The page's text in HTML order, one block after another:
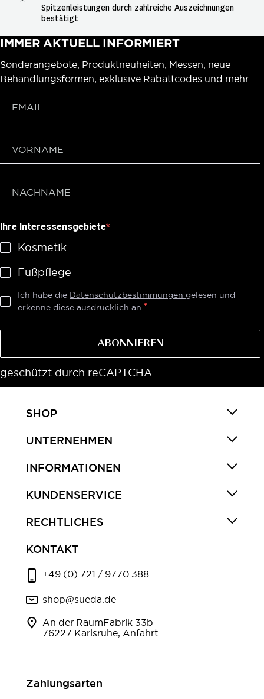
Spitzenleistungen durch zahlreiche Auszeichnungen
bestätigt
IMMER AKTUELL INFORMIERT
Sonderangebote, Produktneuheiten, Messen, neue
Behandlungsformen, exklusive Rabattcodes und mehr.
Ihre Interessensgebiete
Kosmetik
Fußpflege
Ich habe die Datenschutzbestimmungen gelesen und
erkenne diese ausdrücklich an.
ABONNIEREN
geschützt durch reCAPTCHA
SHOP
UNTERNEHMEN
INFORMATIONEN
KUNDENSERVICE
RECHTLICHES
KONTAKT
+49 (0) 721 / 9770 388
shop@sueda.de
An der RaumFabrik 33b
76227 Karlsruhe, Anfahrt
Zahlungsarten